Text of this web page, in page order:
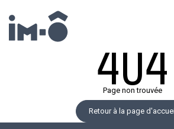
Nos biens à vendre
Nos terrains à vendre
Nos programmes neufs
404
Page non trouvée
Retour à la page